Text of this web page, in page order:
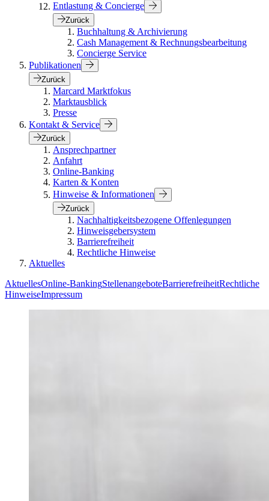
Entlastung & Concierge
Zurück
Buchhaltung & Archivierung
Cash Management & Rechnungsbearbeitung
Concierge Service
Publikationen
Zurück
Marcard Marktfokus
Marktausblick
Presse
Kontakt & Service
Zurück
Ansprechpartner
Anfahrt
Online-Banking
Karten & Konten
Hinweise & Informationen
Zurück
Nachhaltigkeitsbezogene Offenlegungen
Hinweisgebersystem
Barrierefreiheit
Rechtliche Hinweise
Aktuelles
AktuellesOnline-BankingStellenangeboteBarrierefreiheitRechtliche
HinweiseImpressum